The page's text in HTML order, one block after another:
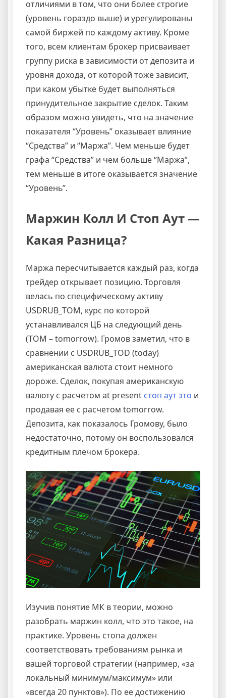
отличиями в том, что они более строгие
(уровень гораздо выше) и урегулированы
самой биржей по каждому активу. Кроме
того, всем клиентам брокер присваивает
группу риска в зависимости от депозита и
уровня дохода, от которой тоже зависит,
при каком убытке будет выполняться
принудительное закрытие сделок. Таким
образом можно увидеть, что на значение
показателя “Уровень” оказывает влияние
“Средства” и “Маржа”. Чем меньше будет
графа “Средства” и чем больше “Маржа”,
тем меньше в итоге оказывается значение
“Уровень”.
Маржин Колл И Стоп Аут —
Какая Разница?
Маржа пересчитывается каждый раз, когда
трейдер открывает позицию. Торговля
велась по специфическому активу
USDRUB_TOM, курс по которой
устанавливался ЦБ на следующий день
(TOM – tomorrow). Громов заметил, что в
сравнении с USDRUB_TOD (today)
американская валюта стоит немного
дороже. Сделок, покупая американскую
валюту с расчетом at present стоп аут это и
продавая ее с расчетом tomorrow.
Депозита, как показалось Громову, было
недостаточно, потому он воспользовался
кредитным плечом брокера.
Изучив понятие МК в теории, можно
разобрать маржин колл, что это такое, на
практике. Уровень стопа должен
соответствовать требованиям рынка и
вашей торговой стратегии (например, «за
локальный минимум/максимум» или
«всегда 20 пунктов»). По ее достижению